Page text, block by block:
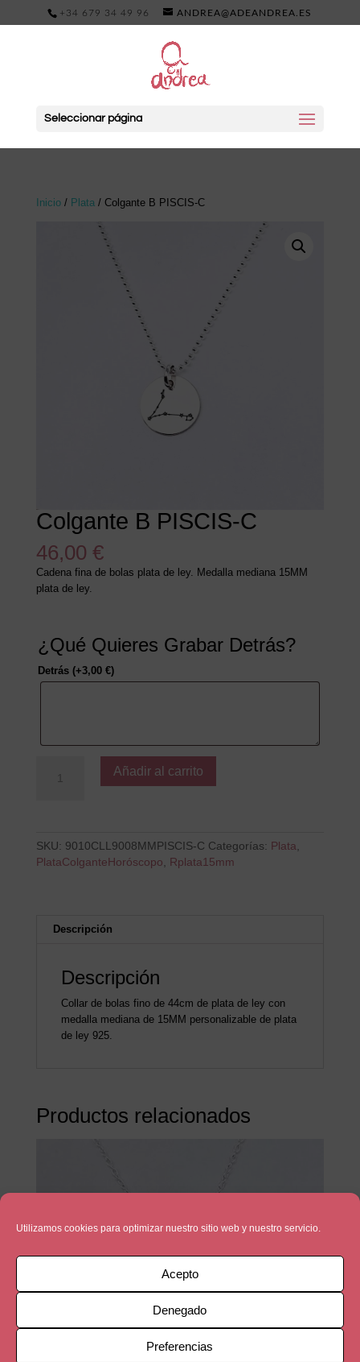
Utilizamos cookies para optimizar nuestro sitio web y nuestro servicio.
Acepto
Denegado
Preferencias
+34 679 34 49 96 ANDREA@ADEANDREA.ES
Seleccionar página
Inicio/ Plata/ Colgante B PISCIS-C
Colgante B PISCIS-C
46,00 €
Cadena fina de bolas plata de ley. Medalla mediana 15MM
plata de ley.
¿Qué Quieres Grabar Detrás?
Detrás (+3,00 €)
Añadir al carrito
SKU: 9010CLL9008MMPISCIS-C Categorías: Plata,
PlataColganteHoróscopo, Rplata15mm
Descripción
Descripción
Collar de bolas fino de 44cm de plata de ley con
medalla mediana de 15MM personalizable de plata
de ley 925.
Productos relacionados